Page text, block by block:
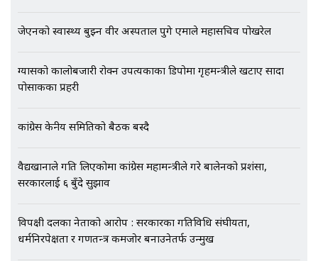
गायब || Everest Hospital
जेएनको स्वास्थ्य बुझ्न वीर अस्पताल पुगे एमाले महासचिव पोखरेल
ग्यासको कालोबजारी रोक्न उपत्यकाका डिपोमा गृहमन्त्रीले खटाए सादा
पोसाकका प्रहरी
कांग्रेस केन्द्रीय समितिको बैठक बस्दै
वैद्यखानाले गति लिएकोमा कांग्रेस महामन्त्रीले गरे बालेनको प्रशंसा,
सरकारलाई ६ बुँदे सुझाव
विपक्षी दलका नेताको आरोप : सरकारका गतिविधि संघीयता,
धर्मनिरपेक्षता र गणतन्त्र कमजोर बनाउनेतर्फ उन्मुख